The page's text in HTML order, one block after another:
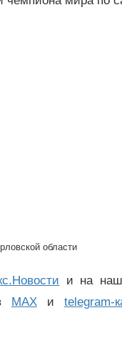
области
и на
MAXи telegram-